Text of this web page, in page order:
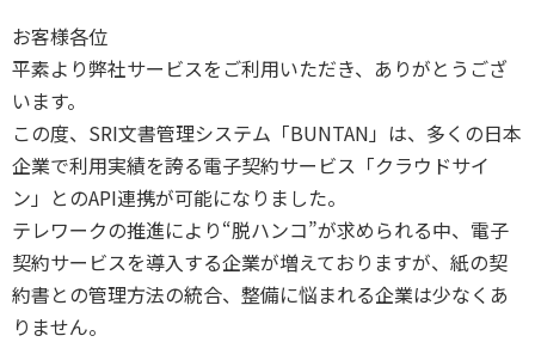
お客様各位
平素より弊社サービスをご利用いただき、ありがとうござ
います。
この度、SRI文書管理システム「BUNTAN」は、多くの日本
企業で利用実績を誇る電子契約サービス「クラウドサイ
ン」とのAPI連携が可能になりました。
テレワークの推進により“脱ハンコ”が求められる中、電子
契約サービスを導入する企業が増えておりますが、紙の契
約書との管理方法の統合、整備に悩まれる企業は少なくあ
りません。